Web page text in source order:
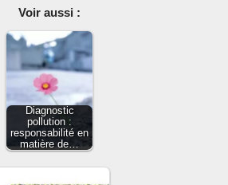
Voir aussi :
Diagnostic
pollution :
responsabilité en
matière de…